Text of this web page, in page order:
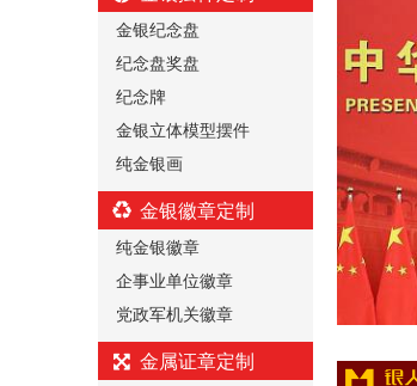
金银纪念盘
纪念盘奖盘
纪念牌
金银立体模型摆件
纯金银画
金银徽章定制
纯金银徽章
企事业单位徽章
党政军机关徽章
金属证章定制